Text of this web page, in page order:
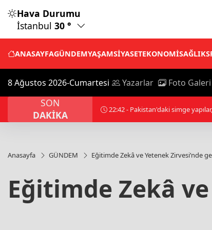
Hava Durumu
İstanbul 30 °
ANASAYFAGÜNDEMYAŞAMSİYASETEKONOMİSAĞLIK
8 Ağustos 2026-Cumartesi Yazarlar Foto Galeri
SON
DAKİKA
22:16 - Suça sürüklenen
Anasayfa GÜNDEM Eğitimde Zekâ ve Yetenek Zirvesi’nde
Eğitimde Zekâ